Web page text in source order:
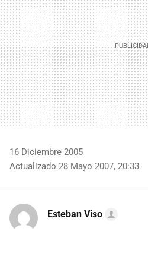
16 Diciembre 2005
Actualizado 28 Mayo 2007, 20:33
Esteban Viso